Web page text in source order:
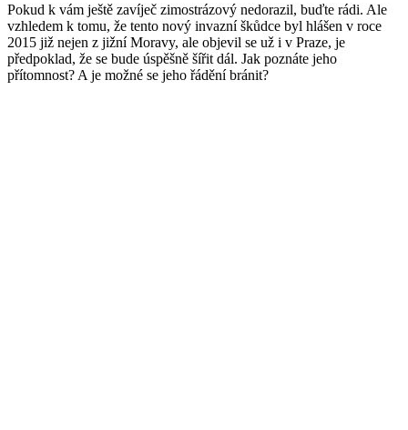
Pokud k vám ještě zavíječ zimostrázový nedorazil, buďte rádi. Ale
vzhledem k tomu, že tento nový invazní škůdce byl hlášen v roce
2015 již nejen z jižní Moravy, ale objevil se už i v Praze, je
předpoklad, že se bude úspěšně šířit dál. Jak poznáte jeho
přítomnost? A je možné se jeho řádění bránit?